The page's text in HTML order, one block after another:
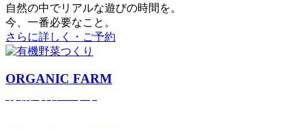
⾃然の中でリアルな遊びの時間を。
今、⼀番必要なこと。
さらに詳しく・ご予約
ORGANIC FARM